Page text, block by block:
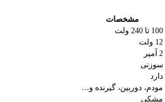
مشخصات
100 تا 240 ولت
12 ولت
2 آمپر
سوزنی
دارد
مودم، دوربین، گیرنده و…
مشکی